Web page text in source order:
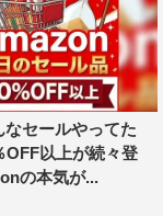
なセールやってた
OFF以上が続々登
の本気が...